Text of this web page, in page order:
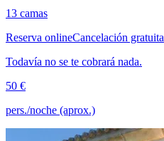
13 camas
Reserva onlineCancelación gratuita
Todavía no se te cobrará nada.
50 €
pers./noche (aprox.)